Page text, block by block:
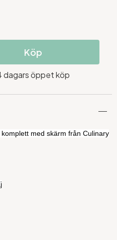
Köp
dagars öppet köp
med skärm från Culinary